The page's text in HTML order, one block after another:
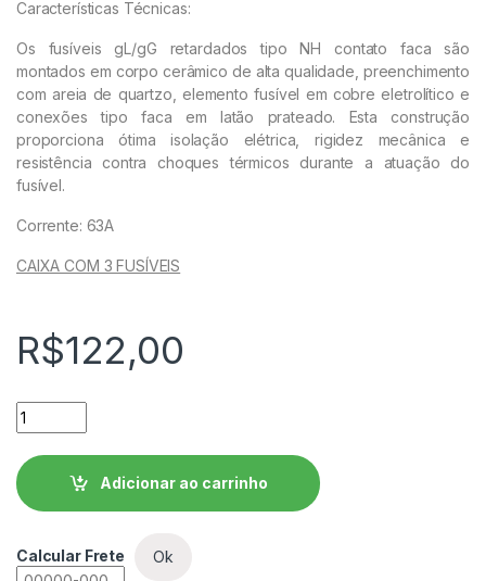
Características Técnicas:
Os fusíveis gL/gG retardados tipo NH contato faca são
montados em corpo cerâmico de alta qualidade, preenchimento
com areia de quartzo, elemento fusível em cobre eletrolítico e
conexões tipo faca em latão prateado. Esta construção
proporciona ótima isolação elétrica, rigidez mecânica e
resistência contra choques térmicos durante a atuação do
fusível.
Corrente: 63A
CAIXA COM 3 FUSÍVEIS
R$122,00
Fusível Retardado - Contato Faca FNH00-63U WEG
Adicionar ao carrinho
Calcular Frete Ok